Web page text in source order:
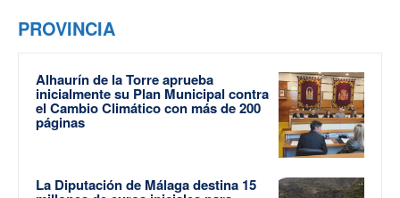
PROVINCIA
Alhaurín de la Torre aprueba
inicialmente su Plan Municipal contra
el Cambio Climático con más de 200
páginas
La Diputación de Málaga destina 15